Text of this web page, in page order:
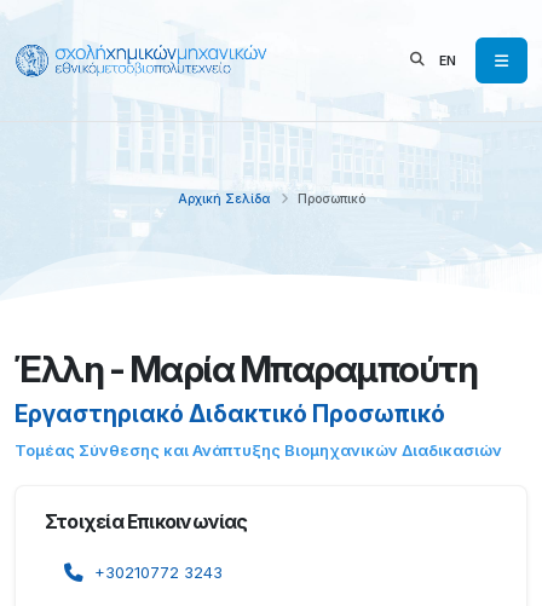
EN
Αρχική Σελίδα Προσωπικό
Έλλη - Μαρία Μπαραμπούτη
Εργαστηριακό Διδακτικό Προσωπικό
Τομέας Σύνθεσης και Ανάπτυξης Βιομηχανικών Διαδικασιών
Στοιχεία Επικοινωνίας
+30210772 3243